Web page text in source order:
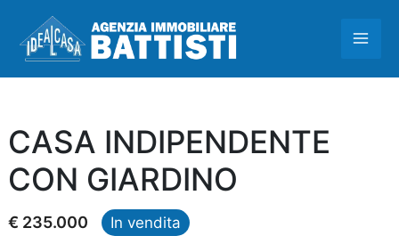
contenuto
CASA INDIPENDENTE
CON GIARDINO
€ 235.000 In vendita